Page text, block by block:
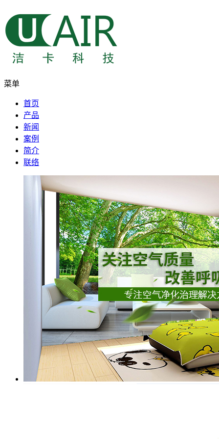
菜单
首页
产品
新闻
案例
简介
联络